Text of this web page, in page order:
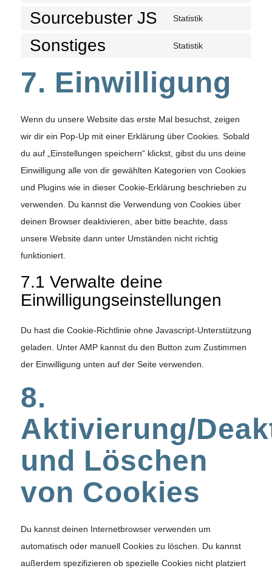
Sourcebuster JS Statistik
Sonstiges Statistik
7. Einwilligung
Wenn du unsere Website das erste Mal besuchst, zeigen
wir dir ein Pop-Up mit einer Erklärung über Cookies. Sobald
du auf „Einstellungen speichern“ klickst, gibst du uns deine
Einwilligung alle von dir gewählten Kategorien von Cookies
und Plugins wie in dieser Cookie-Erklärung beschrieben zu
verwenden. Du kannst die Verwendung von Cookies über
deinen Browser deaktivieren, aber bitte beachte, dass
unsere Website dann unter Umständen nicht richtig
funktioniert.
7.1 Verwalte deine
Einwilligungseinstellungen
Du hast die Cookie-Richtlinie ohne Javascript-Unterstützung
geladen. Unter AMP kannst du den Button zum Zustimmen
der Einwilligung unten auf der Seite verwenden.
8.
Aktivierung/
und Löschen
von Cookies
Du kannst deinen Internetbrowser verwenden um
automatisch oder manuell Cookies zu löschen. Du kannst
außerdem spezifizieren ob spezielle Cookies nicht platziert